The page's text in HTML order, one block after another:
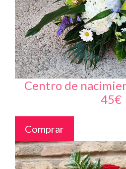
Centro de
45€
Comprar